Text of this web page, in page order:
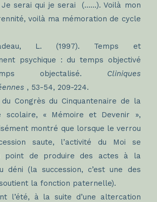
serai qui je serai (……). Voilà mon
voilà ma mémoration de cycle
L. (1997). Temps et
psychique : du temps objectivé
objectalisé. Cliniques
, 53-54, 209-224.
Congrès du Cinquantenaire de la
scolaire, « Mémoire et Devenir »,
montré que lorsque le verrou
saute, l’activité du Moi se
point de produire des actes à la
déni (la succession, c’est une des
la fonction paternelle).
l’été, à la suite d’une altercation